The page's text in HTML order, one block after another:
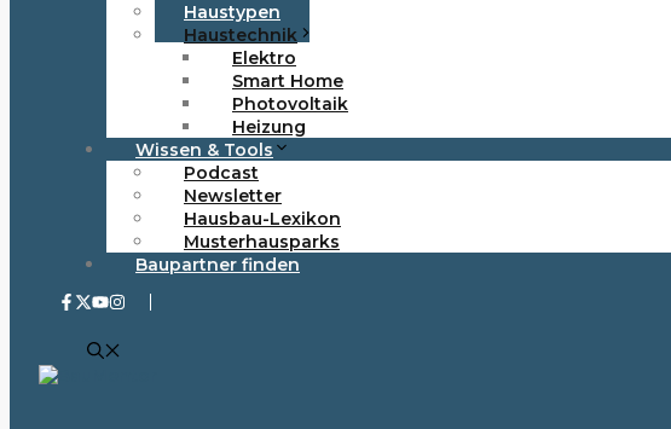
Haustypen
Haustechnik
Elektro
Smart Home
Photovoltaik
Heizung
Wissen & Tools
Podcast
Newsletter
Hausbau-Lexikon
Musterhausparks
Baupartner finden